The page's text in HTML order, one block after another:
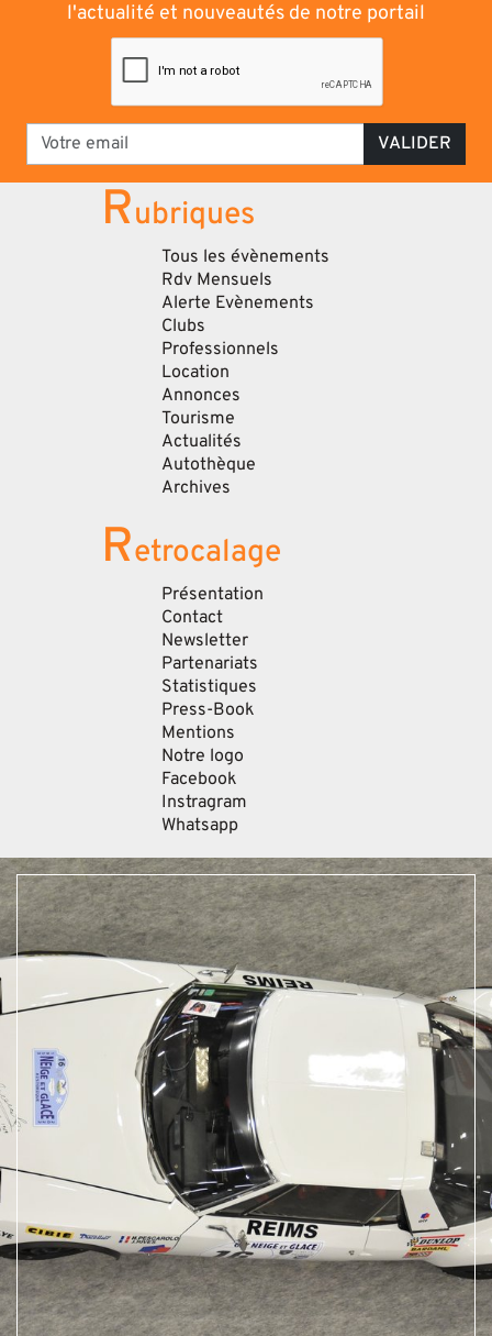
l'actualité et nouveautés de notre portail
VALIDER
Rubriques
Tous les évènements
Rdv Mensuels
Alerte Evènements
Clubs
Professionnels
Location
Annonces
Tourisme
Actualités
Autothèque
Archives
Retrocalage
Présentation
Contact
Newsletter
Partenariats
Statistiques
Press-Book
Mentions
Notre logo
Facebook
Instragram
Whatsapp